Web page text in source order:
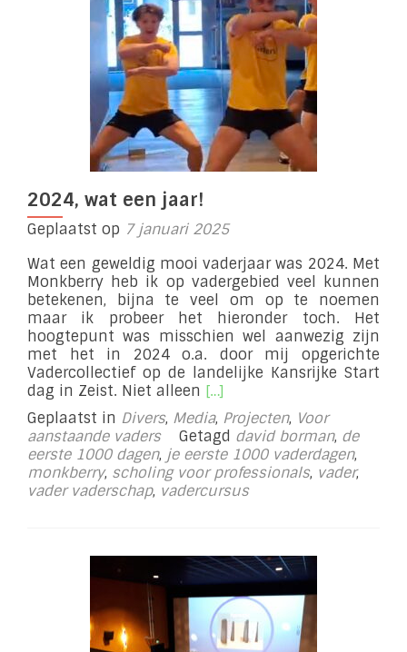
2024, wat een jaar!
Geplaatst op 7 januari 2025
Wat een geweldig mooi vaderjaar was 2024. Met
Monkberry heb ik op vadergebied veel kunnen
betekenen, bijna te veel om op te noemen
maar ik probeer het hieronder toch. Het
hoogtepunt was misschien wel aanwezig zijn
met het in 2024 o.a. door mij opgerichte
Vadercollectief op de landelijke Kansrijke Start
dag in Zeist. Niet alleen Lees
meer
over2024,
wat
een
jaar!
[…]
Geplaatst in Divers, Media, Projecten, Voor
aanstaande vaders
Getagd david borman, de
eerste 1000 dagen, je eerste 1000 vaderdagen,
monkberry, scholing voor professionals, vader,
vader vaderschap, vadercursus